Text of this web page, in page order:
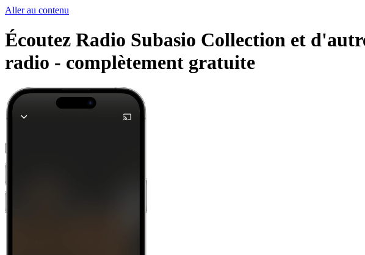
Aller au contenu
Écoutez Radio Subasio Collection et
radio - complètement gratuite